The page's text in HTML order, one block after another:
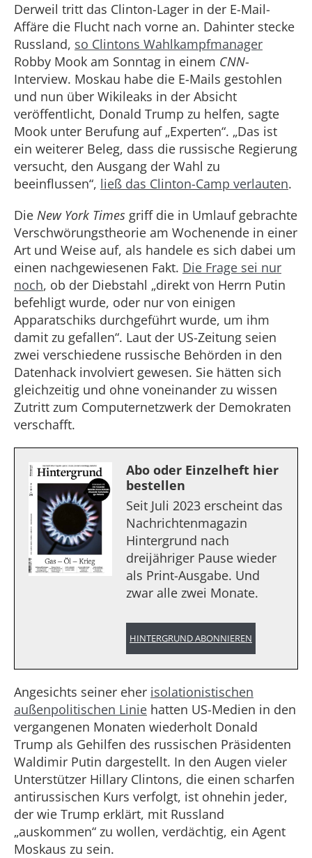
Derweil tritt das Clinton-Lager in der E-Mail-
Affäre die Flucht nach vorne an. Dahinter stecke
Russland, so Clintons Wahlkampfmanager
Robby Mook am Sonntag in einem CNN-
Interview. Moskau habe die E-Mails gestohlen
und nun über Wikileaks in der Absicht
veröffentlicht, Donald Trump zu helfen, sagte
Mook unter Berufung auf „Experten“. „Das ist
ein weiterer Beleg, dass die russische Regierung
versucht, den Ausgang der Wahl zu
beeinflussen“, ließ das Clinton-Camp verlauten.
Die New York Times griff die in Umlauf gebrachte
Verschwörungstheorie am Wochenende in einer
Art und Weise auf, als handele es sich dabei um
einen nachgewiesenen Fakt. Die Frage sei nur
noch, ob der Diebstahl „direkt von Herrn Putin
befehligt wurde, oder nur von einigen
Apparatschiks durchgeführt wurde, um ihm
damit zu gefallen“. Laut der US-Zeitung seien
zwei verschiedene russische Behörden in den
Datenhack involviert gewesen. Sie hätten sich
gleichzeitig und ohne voneinander zu wissen
Zutritt zum Computernetzwerk der Demokraten
verschafft.
Abo oder Einzelheft hier
bestellen
Seit Juli 2023 erscheint das
Nachrichtenmagazin
Hintergrund nach
dreijähriger Pause wieder
als Print-Ausgabe. Und
zwar alle zwei Monate.
HINTERGRUND ABONNIEREN
Angesichts seiner eher isolationistischen
außenpolitischen Linie hatten US-Medien in den
vergangenen Monaten wiederholt Donald
Trump als Gehilfen des russischen Präsidenten
Waldimir Putin dargestellt. In den Augen vieler
Unterstützer Hillary Clintons, die einen scharfen
antirussischen Kurs verfolgt, ist ohnehin jeder,
der wie Trump erklärt, mit Russland
„auskommen“ zu wollen, verdächtig, ein Agent
Moskaus zu sein.